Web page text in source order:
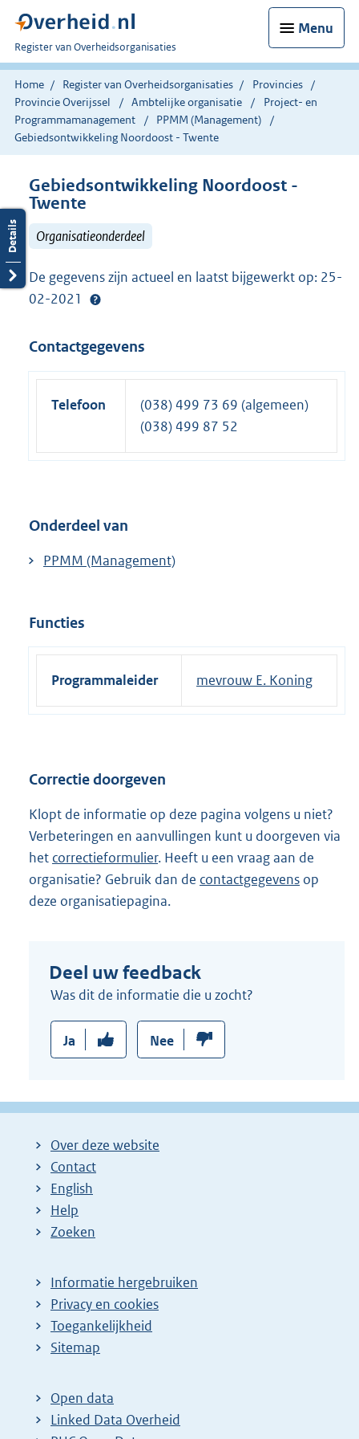
Menu
U
bent
nu
hier:
Register van Overheidsorganisaties
Home Register van Overheidsorganisaties
Provincies
Provincie Overijssel
Ambtelijke organisatie
Project- en
Programmamanagement
PPMM (Management)
Gebiedsontwikkeling Noordoost - Twente
Gebiedsontwikkeling Noordoost -
Twente
Organisatieonderdeel
De gegevens zijn actueel en laatst bijgewerkt op: 25-
02-2021
Contactgegevens
Telefoon
(038) 499 73 69 (algemeen)
(038) 499 87 52
Onderdeel van
PPMM (Management)
Functies
Programmaleider mevrouw E. Koning
Correctie doorgeven
Klopt de informatie op deze pagina volgens u niet?
Verbeteringen en aanvullingen kunt u doorgeven via
het correctieformulier. Heeft u een vraag aan de
organisatie? Gebruik dan de contactgegevens op
deze organisatiepagina.
Deel uw feedback
Was dit de informatie die u zocht?
Ja Nee
Over deze website
Contact
English
Help
Zoeken
Informatie hergebruiken
Privacy en cookies
Toegankelijkheid
Sitemap
Open data
Linked Data Overheid